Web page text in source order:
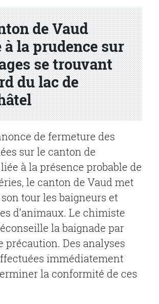
de Vaud
la prudence sur
se trouvant
du lac de
de fermeture des
sur le canton de
à la présence probable de
le canton de Vaud met
tour les baigneurs et
d’animaux. Le chimiste
la baignade par
précaution. Des analyses
immédiatement
la conformité de ces